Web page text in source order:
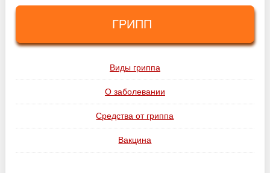
ГРИПП
Виды гриппа
О заболевании
Средства от гриппа
Вакцина